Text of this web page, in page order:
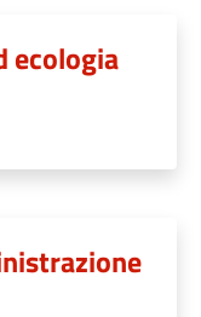
ecologia